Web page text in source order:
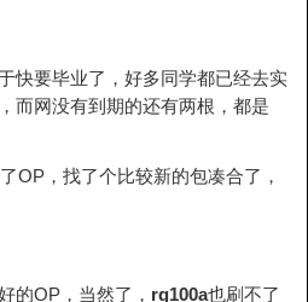
快要毕业了，好多同学都已经去实
而网没有到期的还有两根，都是
OP，找了个比较新的包凑合了，
的OP，当然了， rg100a也刷不了